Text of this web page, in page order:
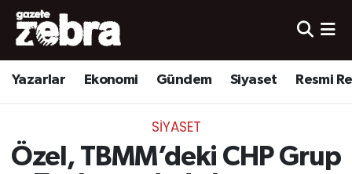
Yazarlar Ekonomi Gündem Siyaset Resmi
SIYASET
Özel, TBMM’deki CHP Grup
Yazarlar
Ekonomi
Nöbetçi Eczaneler
Hava Durumu